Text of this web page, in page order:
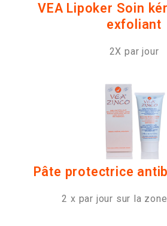
VEA Lipoker Soin
exfoliant
2X par jour
Pâte protectrice
2 x par jour sur la